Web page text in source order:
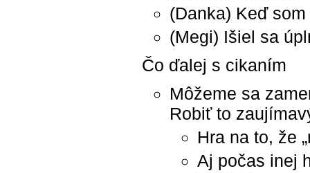
(Danka) Keď
(Megi) Išiel sa
Čo ďalej s cikaním
Môžeme sa
Robiť to
Hra na to, že
Aj počas inej